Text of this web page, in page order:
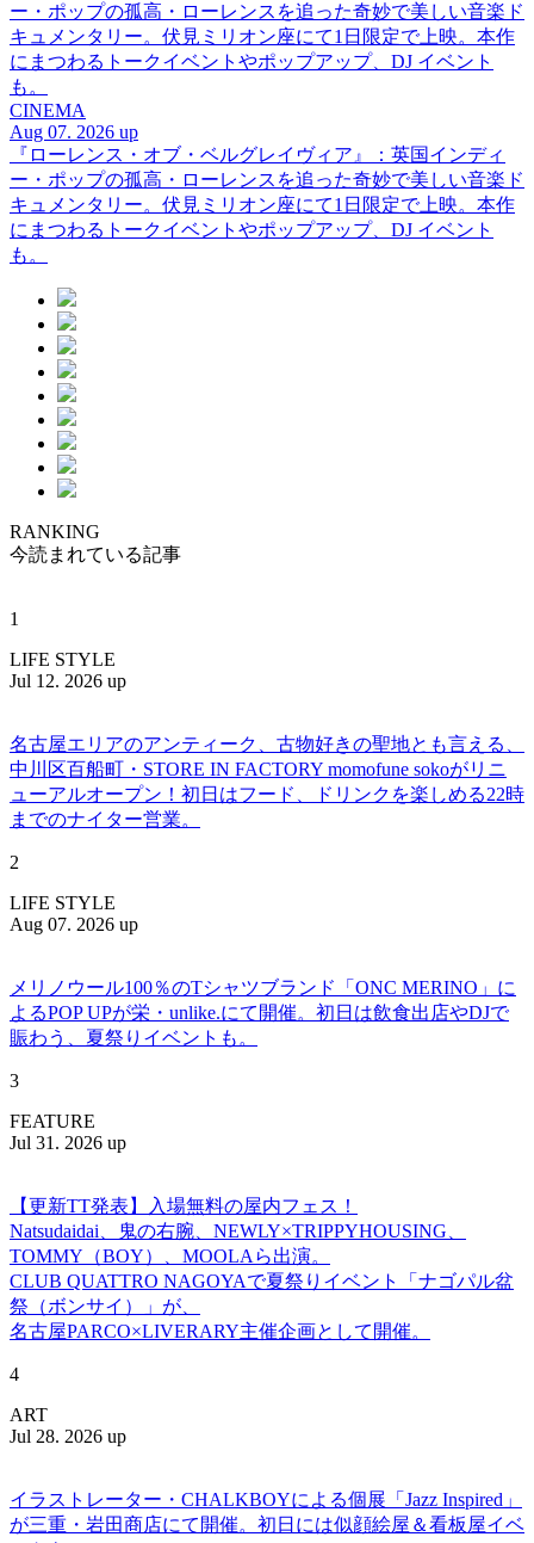
ー・ポップの孤高・ローレンスを追った奇妙で美しい音楽ド
キュメンタリー。伏見ミリオン座にて1日限定で上映。本作
にまつわるトークイベントやポップアップ、DJ イベント
も。
CINEMA
Aug 07. 2026 up
『ローレンス・オブ・ベルグレイヴィア』：英国インディ
ー・ポップの孤高・ローレンスを追った奇妙で美しい音楽ド
キュメンタリー。伏見ミリオン座にて1日限定で上映。本作
にまつわるトークイベントやポップアップ、DJ イベント
も。
RANKING
今読まれている記事
1
LIFE STYLE
Jul 12. 2026 up
名古屋エリアのアンティーク、古物好きの聖地とも言える、
中川区百船町・STORE IN FACTORY momofune sokoがリニ
ューアルオープン！初日はフード、ドリンクを楽しめる22時
までのナイター営業。
2
LIFE STYLE
Aug 07. 2026 up
メリノウール100％のTシャツブランド「ONC MERINO」に
よるPOP UPが栄・unlike.にて開催。初日は飲食出店やDJで
賑わう、夏祭りイベントも。
3
FEATURE
Jul 31. 2026 up
【更新TT発表】入場無料の屋内フェス！
Natsudaidai、鬼の右腕、NEWLY×TRIPPYHOUSING、
TOMMY（BOY）、MOOLAら出演。
CLUB QUATTRO NAGOYAで夏祭りイベント「ナゴパル盆
祭（ボンサイ）」が、
名古屋PARCO×LIVERARY主催企画として開催。
4
ART
Jul 28. 2026 up
イラストレーター・CHALKBOYによる個展「Jazz Inspired」
が三重・岩田商店にて開催。初日には似顔絵屋＆看板屋イベ